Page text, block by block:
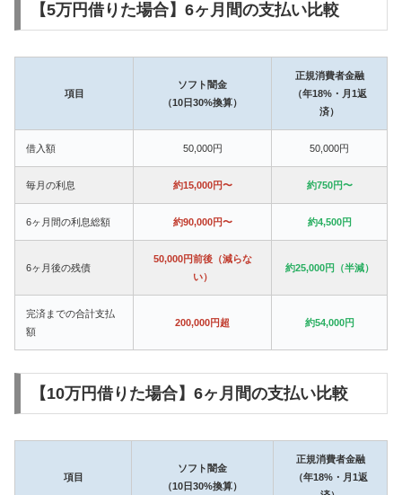
【5万円借りた場合】6ヶ月間の支払い比較
項目
ソフト闇金
（10日30%換算）
正規消費者金融
（年18%・月1返
済）
借入額 50,000円 50,000円
毎月の利息 約15,000円〜 約750円〜
6ヶ月間の利息総額 約90,000円〜 約4,500円
6ヶ月後の残債
50,000円前後（減らな
い）
約25,000円（半減）
完済までの合計支払
額
200,000円超 約54,000円
【10万円借りた場合】6ヶ月間の支払い比較
項目
ソフト闇金
（10日30%換算）
正規消費者金融
（年18%・月1返